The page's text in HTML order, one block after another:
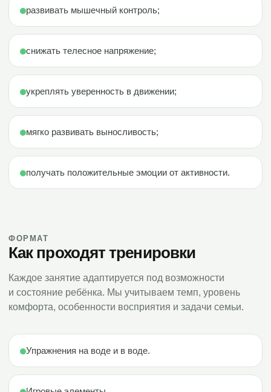
развивать мышечный контроль;
снижать телесное напряжение;
укреплять уверенность в движении;
мягко развивать выносливость;
получать положительные эмоции от активности.
ФОРМАТ
Как проходят тренировки
Каждое занятие адаптируется под возможности
и состояние ребёнка. Мы учитываем темп, уровень
комфорта, особенности восприятия и задачи семьи.
Упражнения на воде и в воде.